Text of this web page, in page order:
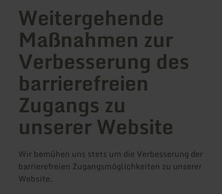
Weitergehende
Maßnahmen zur
Verbesserung des
barrierefreien
Zugangs zu
unserer Website
Wir bemühen uns stets um die Verbesserung der
barrierefreien Zugangsmöglichkeiten zu unserer
Website.